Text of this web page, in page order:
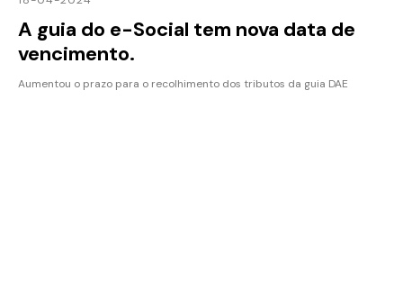
A guia do e-Social tem nova data de
vencimento.
Aumentou o prazo para o recolhimento dos tributos da guia DAE